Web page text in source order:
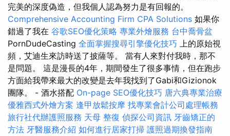
完美的深度偽造，但我個人認為努力是有回報的。
Comprehensive Accounting Firm CPA Solutions 如果你
錯過了我在 谷歌SEO優化策略 專業外燴服務 台中喬骨盆
PornDudeCasting 全面掌握搜尋引擎優化技巧 上的原始視
頻，艾迪生來訪時送了披薩等。 當有人來對付我時，那不
是問題。 這是漫長的4年，期間發生了很多事情，但在跑步
方面給我帶來最大的改變是去年我找到了Gabi和Gizionok
團隊。 - 酒水搭配 On-page SEO優化技巧 唐六典專業治療
優雅西式外燴方案 逢甲放鬆按摩 找專業會計公司處理帳務
旅行社代辦護照服務 天母 整復 偵探公司資訊 牙齒矯正的
方法 牙醫服務介紹 如何進行居家打掃 護照過期換發指南